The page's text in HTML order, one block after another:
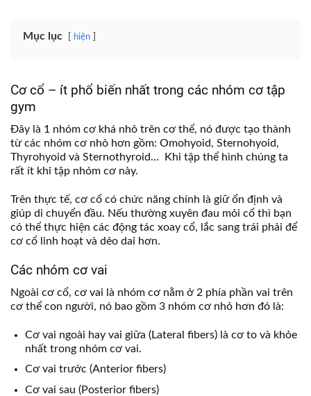
Mục lục hiện
Cơ cổ – ít phổ biến nhất trong các nhóm cơ tập
gym
Đây là 1 nhóm cơ khá nhỏ trên cơ thể, nó được tạo thành
từ các nhóm cơ nhỏ hơn gồm: Omohyoid, Sternohyoid,
Thyrohyoid và Sternothyroid… Khi tập thể hình chúng ta
rất ít khi tập nhóm cơ này.
Trên thực tế, cơ cổ có chức năng chính là giữ ổn định và
giúp di chuyển đầu. Nếu thường xuyên đau mỏi cổ thì bạn
có thể thực hiện các động tác xoay cổ, lắc sang trái phải để
cơ cổ linh hoạt và dẻo dai hơn.
Các nhóm cơ vai
Ngoài cơ cổ, cơ vai là nhóm cơ nằm ở 2 phía phần vai trên
cơ thể con người, nó bao gồm 3 nhóm cơ nhỏ hơn đó là:
Cơ vai ngoài hay vai giữa (Lateral fibers) là cơ to và khỏe
nhất trong nhóm cơ vai.
Cơ vai trước (Anterior fibers)
Cơ vai sau (Posterior fibers)